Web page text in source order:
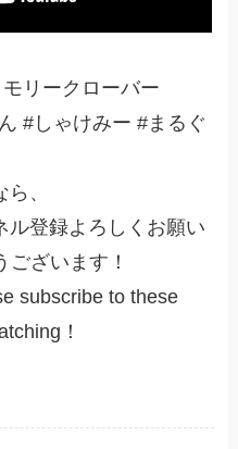
リークローバー
#しゃけみー #まるぐ
、
ル登録よろしくお願い
ございます！
subscribe to these
！